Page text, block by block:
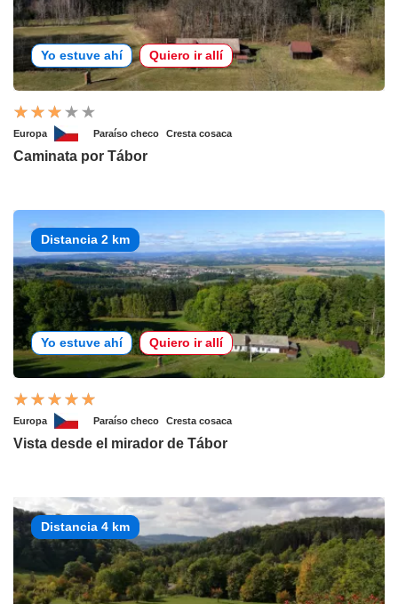
Yo estuve ahí Quiero ir allí
Europa Paraíso checo Cresta cosaca
Caminata por Tábor
Distancia 2 km
Yo estuve ahí Quiero ir allí
Europa Paraíso checo Cresta cosaca
Vista desde el mirador de Tábor
Distancia 4 km